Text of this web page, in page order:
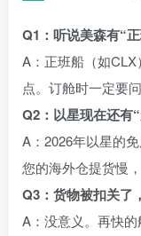
Q1：听说美森有“
A：正班船（如
点。订舱时一定要
Q2：以星现在还有
A：2026年以星的
您的海外仓提货慢
Q3：货物被扣关了
A：没意义。再快